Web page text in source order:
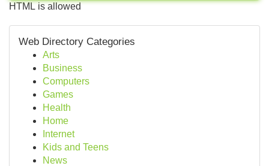
HTML is allowed
Web Directory Categories
Arts
Business
Computers
Games
Health
Home
Internet
Kids and Teens
News